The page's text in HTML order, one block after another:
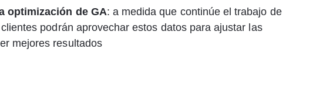
optimización de GA: a medida que continúe el trabajo de
podrán aprovechar estos datos para ajustar las
mejores resultados